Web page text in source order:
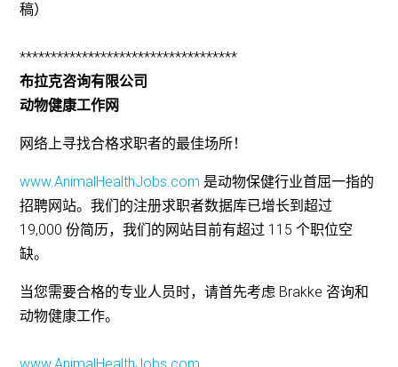
稿）
***********************************
布拉克咨询有限公司
动物健康工作网
网络上寻找合格求职者的最佳场所！
www.AnimalHealthJobs.com 是动物保健行业首屈一指的
招聘网站。我们的注册求职者数据库已增长到超过
19,000 份简历，我们的网站目前有超过 115 个职位空
缺。
当您需要合格的专业人员时，请首先考虑 Brakke 咨询和
动物健康工作。